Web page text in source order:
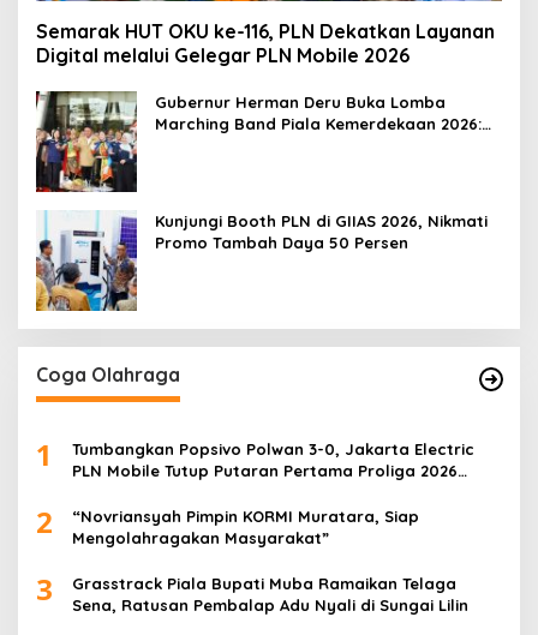
Semarak HUT OKU ke-116, PLN Dekatkan Layanan
Digital melalui Gelegar PLN Mobile 2026
Gubernur Herman Deru Buka Lomba
Marching Band Piala Kemerdekaan 2026:
Kunjungi Booth PLN di GIIAS 2026, Nikmati
Promo Tambah Daya 50 Persen
Coga Olahraga
1
Tumbangkan Popsivo Polwan 3-0, Jakarta Electric
PLN Mobile Tutup Putaran Pertama Proliga 2026
2
“Novriansyah Pimpin KORMI Muratara, Siap
Mengolahragakan Masyarakat”
3
Grasstrack Piala Bupati Muba Ramaikan Telaga
Sena, Ratusan Pembalap Adu Nyali di Sungai Lilin